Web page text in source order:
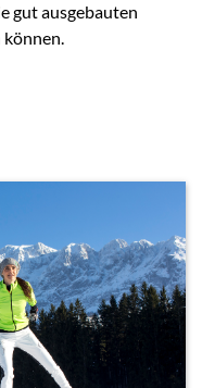
gut ausgebauten
können.